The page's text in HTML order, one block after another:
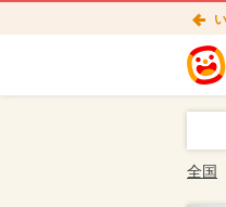
全国